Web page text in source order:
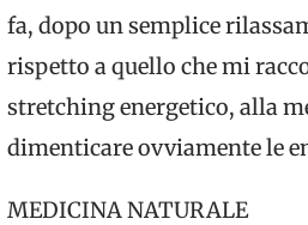
fa, dopo un semplice
rispetto a quello che mi
stretching energetico, alla
dimenticare ovviamente le
MEDICINA NATURALE